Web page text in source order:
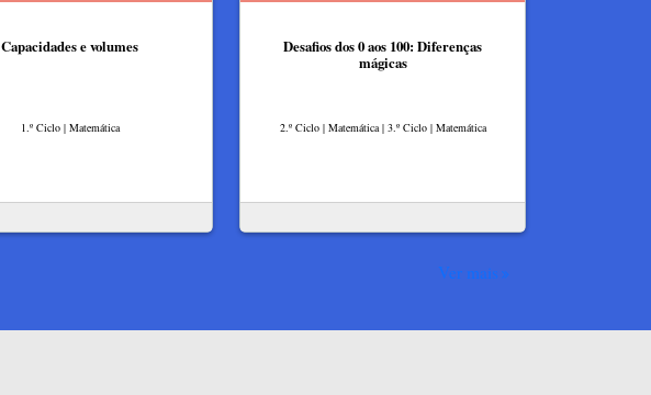
Capacidades e volumes
1.º Ciclo | Matemática
Desafios dos 0 aos 100: Diferenças
mágicas
2.º Ciclo | Matemática | 3.º Ciclo | Matemática
Ver mais